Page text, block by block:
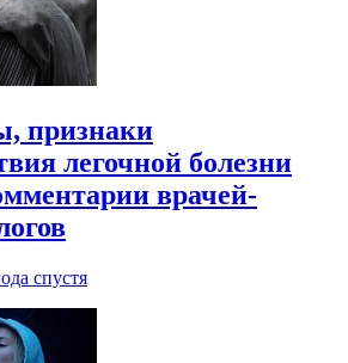
признаки
легочной болезни
врачей-
спустя